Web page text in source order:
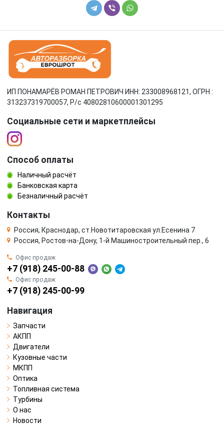
ИП ПОНАМАРЁВ РОМАН ПЕТРОВИЧ ИНН: 233008968121, ОГРН :
313237319700057, Р/c 40802810600001301295
Социальные сети и маркетплейсы
Способ оплаты
Наличный расчёт
Банковская карта
Безналичный расчёт
Контакты
Россия, Краснодар, ст.Новотитаровская ул.Есенина 7
Россия, Ростов-на-Дону, 1-й Машиностроительный пер., 6
Офис продаж
+7 (918) 245-00-88
Офис продаж
+7 (918) 245-00-99
Навигация
Запчасти
АКПП
Двигатели
Кузовные части
МКПП
Оптика
Топливная система
Турбины
О нас
Новости